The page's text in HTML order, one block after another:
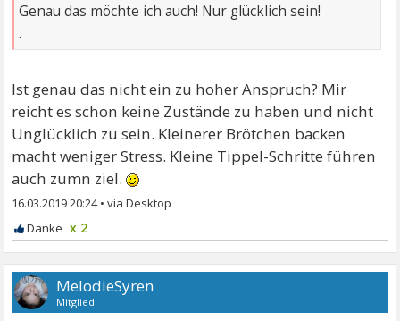
Genau das möchte ich auch! Nur glücklich sein!
.
Ist genau das nicht ein zu hoher Anspruch? Mir
reicht es schon keine Zustände zu haben und nicht
Unglücklich zu sein. Kleinerer Brötchen backen
macht weniger Stress. Kleine Tippel-Schritte führen
auch zumn ziel.
16.03.2019 20:24•
x 2
MelodieSyren
Mitglied